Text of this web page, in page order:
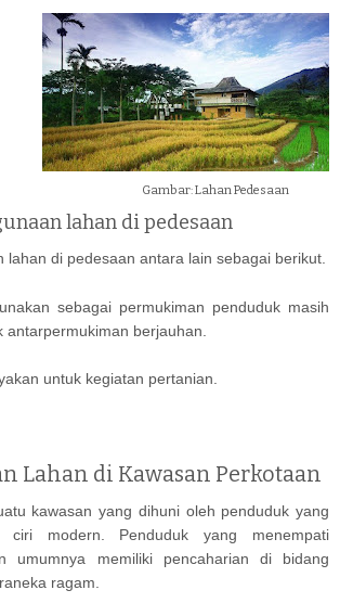
Gambar: Lahan Pedesaan
lahan di pedesaan
lahan di pedesaan antara lain sebagai berikut.
sebagai permukiman penduduk masih
antarpermukiman berjauhan.
untuk kegiatan pertanian.
Lahan di Kawasan Perkotaan
kawasan yang dihuni oleh penduduk yang
ciri modern. Penduduk yang menempati
umumnya memiliki pencaharian di bidang
ragam.